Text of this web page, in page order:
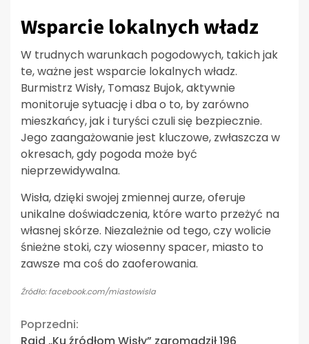
Wsparcie lokalnych władz
W trudnych warunkach pogodowych, takich jak
te, ważne jest wsparcie lokalnych władz.
Burmistrz Wisły, Tomasz Bujok, aktywnie
monitoruje sytuację i dba o to, by zarówno
mieszkańcy, jak i turyści czuli się bezpiecznie.
Jego zaangażowanie jest kluczowe, zwłaszcza w
okresach, gdy pogoda może być
nieprzewidywalna.
Wisła, dzięki swojej zmiennej aurze, oferuje
unikalne doświadczenia, które warto przeżyć na
własnej skórze. Niezależnie od tego, czy wolicie
śnieżne stoki, czy wiosenny spacer, miasto to
zawsze ma coś do zaoferowania.
Źródło: facebook.com/miastowisla
Continue
Poprzedni: